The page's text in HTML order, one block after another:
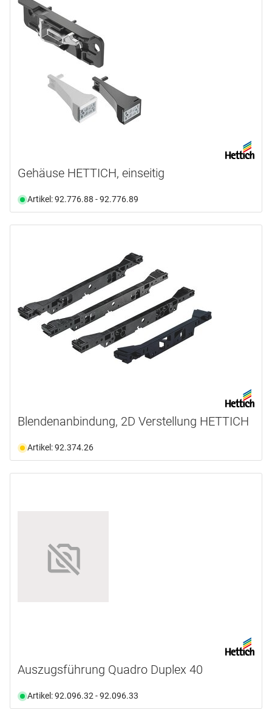
Gehäuse HETTICH, einseitig
Artikel: 92.776.88 - 92.776.89
Blendenanbindung, 2D Verstellung HETTICH
Artikel: 92.374.26
Auszugsführung Quadro Duplex 40
Artikel: 92.096.32 - 92.096.33